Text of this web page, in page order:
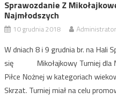
Sprawozdanie Z
Najmłodszych
10 grudnia 2018 Administrator
W dniach 8 i 9 grudnia br. na Hali
się Mikołajkowy Turniej dla
Piłce Nożnej w kategoriach
Skrzat. Turniej miał na celu